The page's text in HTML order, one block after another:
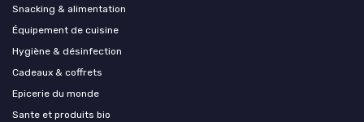
Snacking & alimentation
Équipement de cuisine
Hygiène & désinfection
Cadeaux & coffrets
Epicerie du monde
Sante et produits bio